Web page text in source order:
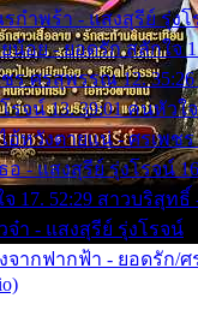
กำพร้า - แสงสุรีย์ รุ่งโ
น้อย - ยอดรัก สลักใจ
ร ศรสุพรรณ 12.
รจน์ 13. 39:01 คนหัว
ไอ้หวังตายแน่ - ศรเพช
อ - แสงสุรีย์ รุ่งโรจน์
17. 52:29 สาวบริสุท
จ๋า - แสงสุรีย์ รุ่งโรจน์
จากฟากฟ้า - ยอดรัก/ศ